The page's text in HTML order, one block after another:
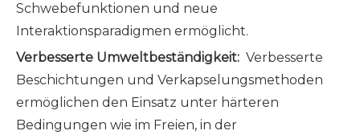
Schwebefunktionen und neue
Interaktionsparadigmen ermöglicht.
Verbesserte Umweltbeständigkeit: Verbesserte
Beschichtungen und Verkapselungsmethoden
ermöglichen den Einsatz unter härteren
Bedingungen wie im Freien, in der